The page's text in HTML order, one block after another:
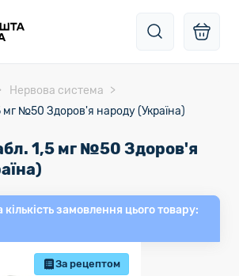
Нервова система
мг №50 Здоров'я народу (Україна)
1,5 мг №50 Здоров'я
замовлення цього товару:
За рецептом